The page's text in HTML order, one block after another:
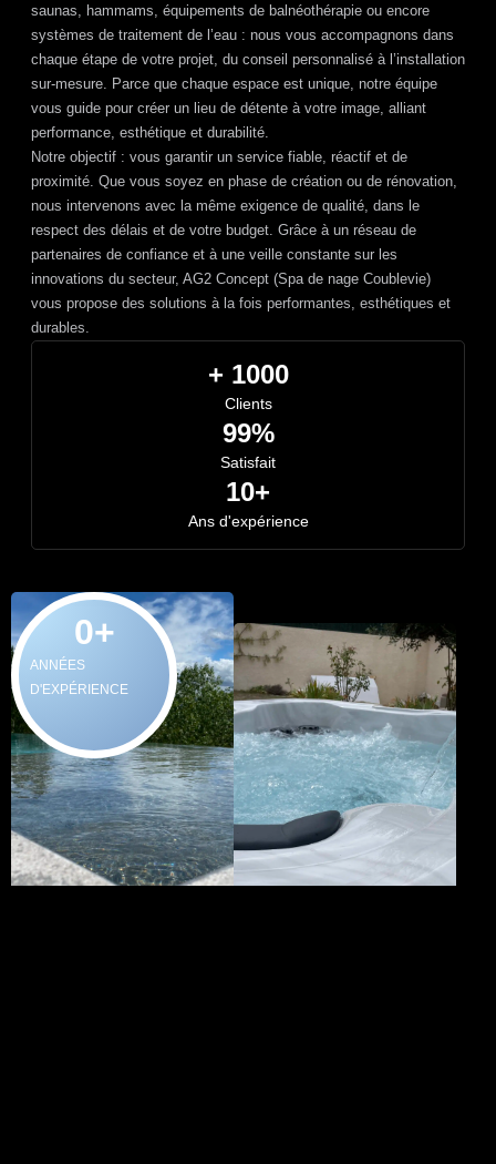
ANNÉES
D'EXPÉRIENCE
0+
saunas, hammams, équipements de balnéothérapie ou encore
systèmes de traitement de l’eau : nous vous accompagnons dans
chaque étape de votre projet, du conseil personnalisé à l’installation
sur-mesure. Parce que chaque espace est unique, notre équipe
vous guide pour créer un lieu de détente à votre image, alliant
performance, esthétique et durabilité.
Notre objectif : vous garantir un service fiable, réactif et de
proximité. Que vous soyez en phase de création ou de rénovation,
nous intervenons avec la même exigence de qualité, dans le
respect des délais et de votre budget. Grâce à un réseau de
partenaires de confiance et à une veille constante sur les
innovations du secteur, AG2 Concept (Spa de nage Coublevie)
vous propose des solutions à la fois performantes, esthétiques et
durables.
+ 1000
Clients
99%
Satisfait
10+
Ans d'expérience